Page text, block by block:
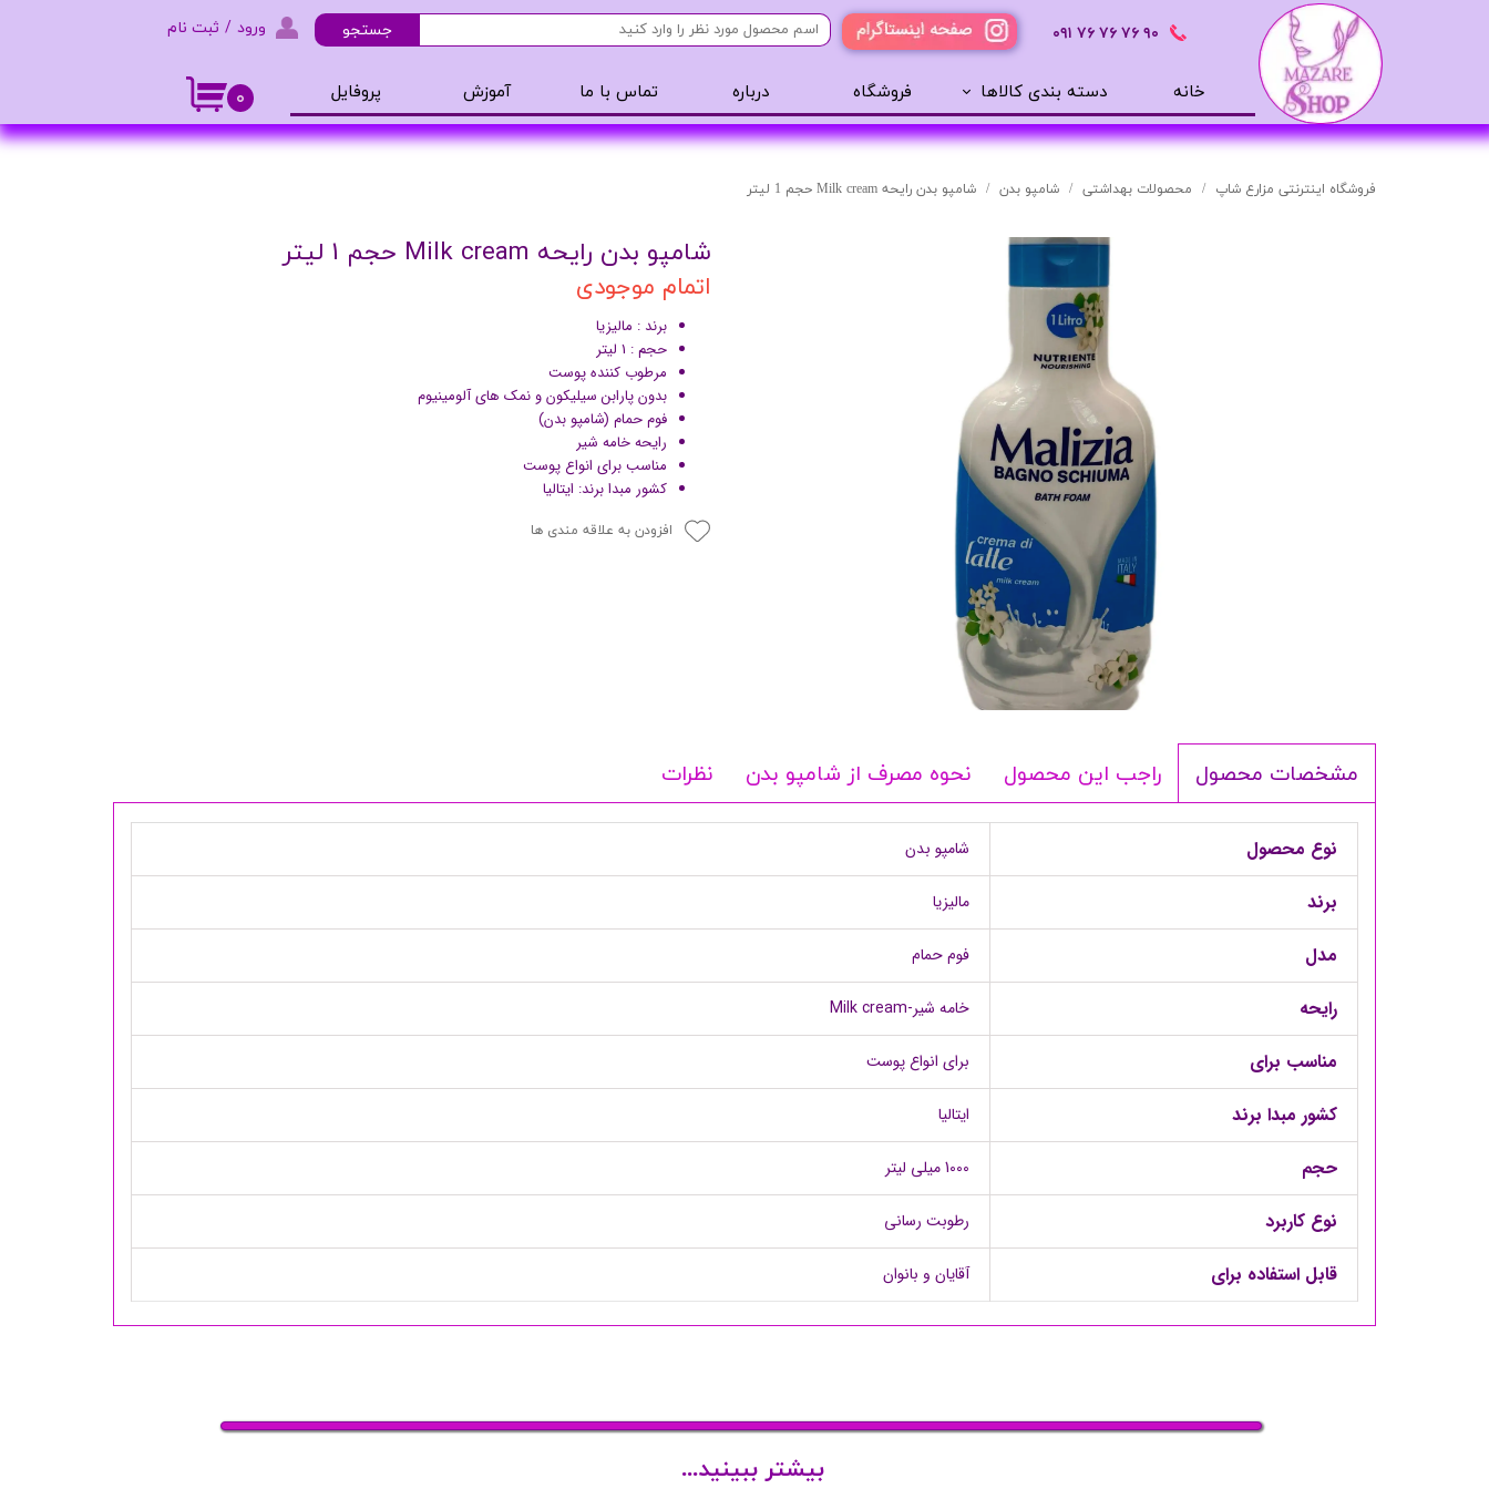
۰
ورود / ثبت نام
تغییر گذر واژه
٩٠ ٧۶ ٧۶ ٧۶ ٠٩١
خانه دسته بندی کالاها
محصولات بهداشتی
ضد آفتاب
ژل شستشوی صورت
دور چشم
سرم های پوستی
ترمیم کننده
لوسیون بدن
اسپری بدن
ماسک مو
شوینده
آرایشی
پنکک
لیپ گلاس
ریمل
خط چشم
سایه چشم
پرایمر
مراقبت مو
روغن مو
ژل مو
حالت دهنده مو
شامپو سر
عطر و ادکلن
لوازم برقی مکمل ها
فروشگاه درباره تماس با ما آموزش پروفایل
جستجو
فروشگاه اینترنتی مزارع شاپ محصولات بهداشتی شامپو بدن شامپو بدن رایحه Milk cream حجم 1 لیتر
شامپو بدن رایحه Milk cream حجم 1 لیتر
اتمام موجودی
برند : مالیزیا
حجم : 1 لیتر
مرطوب کننده پوست
بدون پارابن سیلیکون و نمک های آلومینیوم
فوم حمام (شامپو بدن)
رایحه خامه شیر
مناسب برای انواع پوست
کشور مبدا برند: ایتالیا
افزودن به علاقه مندی ها
مشخصات محصول راجب این محصول نحوه مصرف از شامپو بدن نظرات
نوع محصول شامپو بدن
برند مالیزیا
مدل فوم حمام
رایحه خامه شیر-Milk cream
مناسب برای برای انواع پوست
کشور مبدا برند ایتالیا
حجم 1000 میلی لیتر
نوع کاربرد رطوبت رسانی
قابل استفاده برای آقایان و بانوان
بیشتر ببینید...